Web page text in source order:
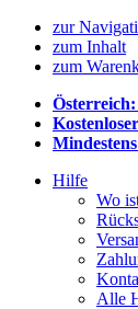
zur
zum Inhalt
zum
Hilfe
Wo
Alle